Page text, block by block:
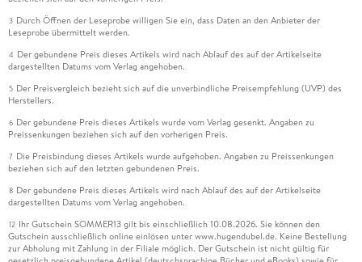
3 Durch Öffnen der Leseprobe willigen Sie ein, dass Daten an den Anbieter der
Leseprobe übermittelt werden.
4 Der gebundene Preis dieses Artikels wird nach Ablauf des auf der Artikelseite
dargestellten Datums vom Verlag angehoben.
5 Der Preisvergleich bezieht sich auf die unverbindliche Preisempfehlung (UVP) des
Herstellers.
6 Der gebundene Preis dieses Artikels wurde vom Verlag gesenkt. Angaben zu
Preissenkungen beziehen sich auf den vorherigen Preis.
7 Die Preisbindung dieses Artikels wurde aufgehoben. Angaben zu Preissenkungen
beziehen sich auf den letzten gebundenen Preis.
8 Der gebundene Preis dieses Artikels wird nach Ablauf des auf der Artikelseite
dargestellten Datums vom Verlag angehoben.
12 Ihr Gutschein SOMMER13 gilt bis einschließlich 10.08.2026. Sie können den
Gutschein ausschließlich online einlösen unter www.hugendubel.de. Keine Bestellung
zur Abholung mit Zahlung in der Filiale möglich. Der Gutschein ist nicht gültig für